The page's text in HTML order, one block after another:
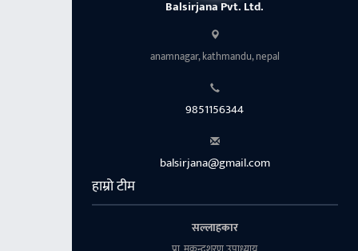
Balsirjana Pvt. Ltd.
anamnagar, kathmandu, nepal
9851156344
balsirjana@gmail.com
हाम्रो टीम
सल्लाहकार